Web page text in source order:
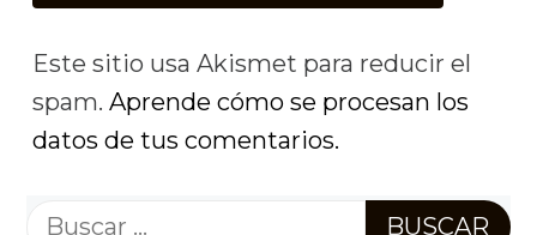
Este sitio usa Akismet para reducir el
spam. Aprende cómo se procesan los
datos de tus comentarios.
Buscar: